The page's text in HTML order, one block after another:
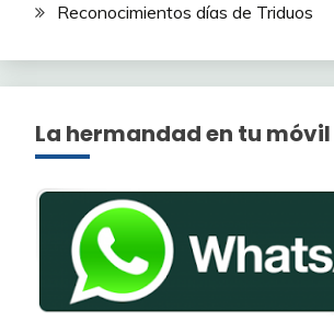
Reconocimientos días de Triduos
La hermandad en tu móvil